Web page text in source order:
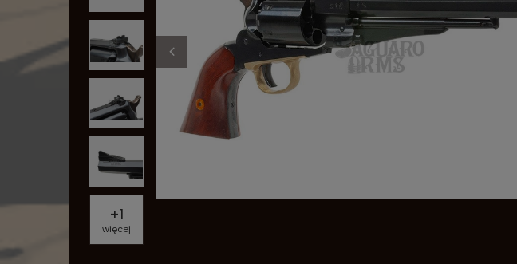
+1
więcej